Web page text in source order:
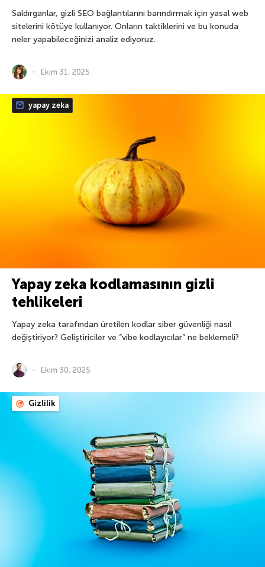
Saldırganlar, gizli SEO bağlantılarını barındırmak için yasal web
sitelerini kötüye kullanıyor. Onların taktiklerini ve bu konuda
neler yapabileceğinizi analiz ediyoruz.
Ekim 31, 2025
yapay zeka
Yapay zeka kodlamasının gizli
tehlikeleri
Yapay zeka tarafından üretilen kodlar siber güvenliği nasıl
değiştiriyor? Geliştiriciler ve “vibe kodlayıcılar” ne beklemeli?
Ekim 30, 2025
Gizlilik